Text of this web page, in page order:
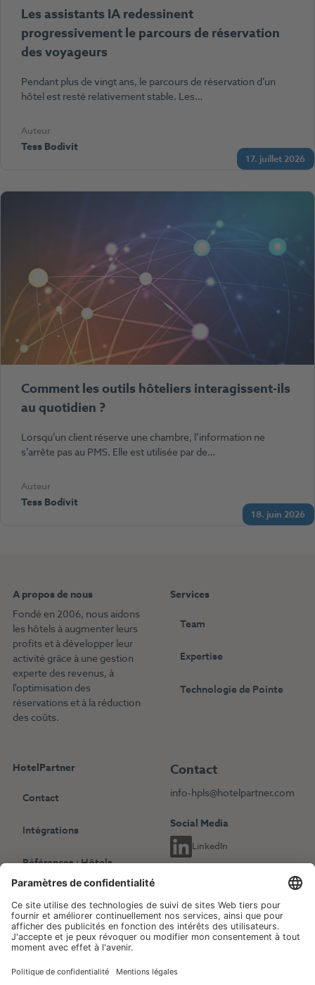
17. juillet 2026
Les assistants IA redessinent
progressivement le parcours de réservation
des voyageurs
Pendant plus de vingt ans, le parcours de réservation d’un
hôtel est resté relativement stable. Les…
Auteur
Tess Bodivit
18. juin 2026
Comment les outils hôteliers interagissent-ils
au quotidien ?
Lorsqu’un client réserve une chambre, l’information ne
s’arrête pas au PMS. Elle est utilisée par de…
Auteur
Tess Bodivit
A propos de nous
Fondé en 2006, nous aidons
les hôtels à augmenter leurs
profits et à développer leur
activité grâce à une gestion
experte des revenus, à
l'optimisation des
réservations et à la réduction
des coûts.
Services
Team
Expertise
Technologie de Pointe
HotelPartner
Contact
Intégrations
Références : Hôtels
indépendants
Références : Chaînes
hôtelières
Blog
Contact
info-hpls@hotelpartner.com
Social Media
LinkedIn
Choisissez une autre langue
English Deutsch